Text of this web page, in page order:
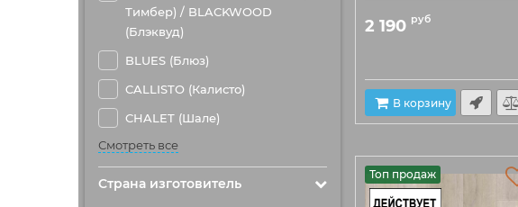
Тимбер) / BLACKWOOD
(Блэквуд)
BLUES (Блюз)
CALLISTO (Калисто)
CHALET (Шале)
Смотреть все
Страна изготовитель
2 190 руб
В корзину
Топ продаж